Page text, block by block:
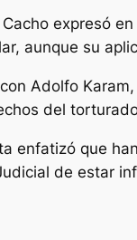
expresó
aunque su
Adolfo
del
enfatizó que
de estar